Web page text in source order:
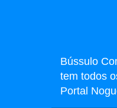
Bússulo
tem todos
Portal